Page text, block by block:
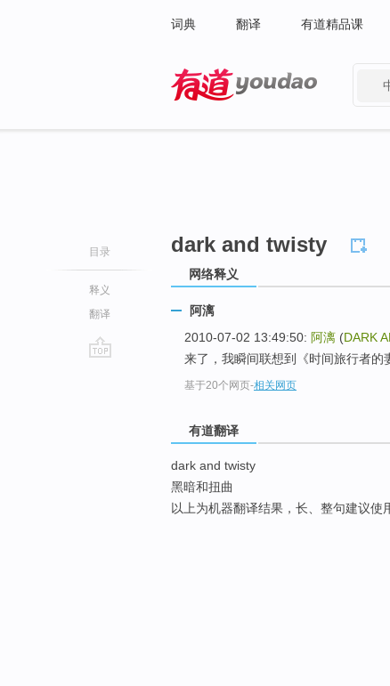
词典 翻译 有道精品课
目录
释义
翻译
dark and twisty
网络释义
阿漓
2010-07-02 13:49:50: 阿漓 (DARK
来了，我瞬间联想到《时间旅行者的
基于20个网页-相关网页
有道翻译
dark and twisty
黑暗和扭曲
以上为机器翻译结果，长、整句建议使